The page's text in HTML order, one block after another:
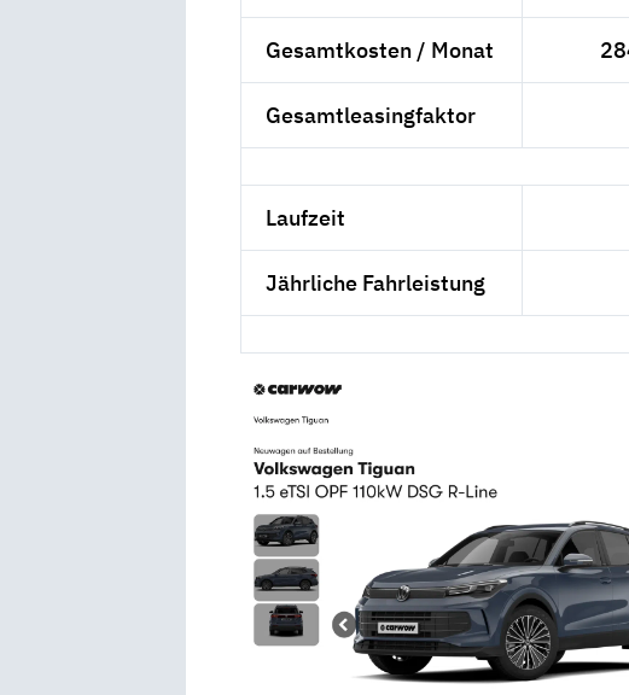
Gesamtkosten / Monat
Gesamtleasingfaktor
Laufzeit
Jährliche Fahrleistung